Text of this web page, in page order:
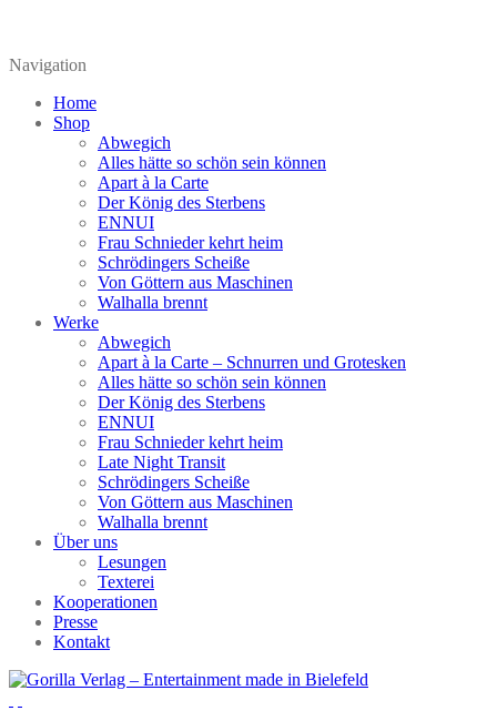
Navigation
Home
Shop
Abwegich
Alles hätte so schön sein können
Apart à la Carte
Der König des Sterbens
ENNUI
Frau Schnieder kehrt heim
Schrödingers Scheiße
Von Göttern aus Maschinen
Walhalla brennt
Werke
Abwegich
Apart à la Carte – Schnurren und Grotesken
Alles hätte so schön sein können
Der König des Sterbens
ENNUI
Frau Schnieder kehrt heim
Late Night Transit
Schrödingers Scheiße
Von Göttern aus Maschinen
Walhalla brennt
Über uns
Lesungen
Texterei
Kooperationen
Presse
Kontakt